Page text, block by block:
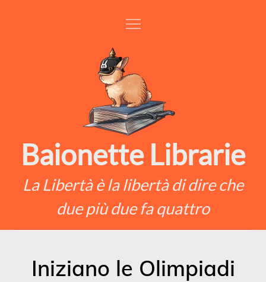
Baionette Librarie
La Libertà è la libertà di dire che
due più due fa quattro
Iniziano le Olimpiadi